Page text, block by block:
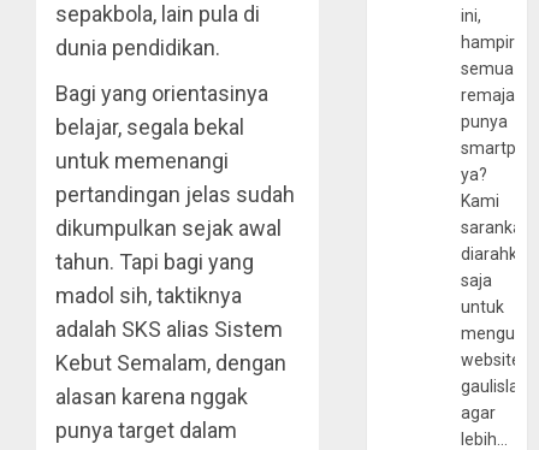
sepakbola, lain pula di
dunia pendidikan.
Bagi yang orientasinya
belajar, segala bekal
untuk memenangi
pertandingan jelas sudah
dikumpulkan sejak awal
tahun. Tapi bagi yang
madol sih, taktiknya
adalah SKS alias Sistem
Kebut Semalam, dengan
alasan karena nggak
punya target dalam
ini,
hampir
semua
remaja
punya
ya?
Kami
sarankan,
diarahkan
saja
untuk
website
agar
lebih…